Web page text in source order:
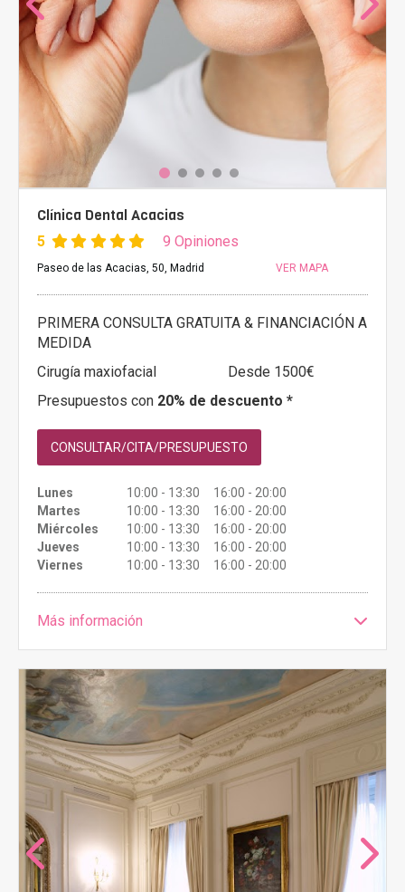
Clínica Dental Acacias
5 9 Opiniones
Paseo de las Acacias, 50, Madrid VER MAPA
PRIMERA CONSULTA GRATUITA & FINANCIACIÓN A
MEDIDA
Cirugía maxiofacial
Desde 1500€
Presupuestos con 20% de descuento *
CONSULTAR/CITA/PRESUPUESTO
Lunes
10:00 - 13:30 16:00 - 20:00
Martes
10:00 - 13:30 16:00 - 20:00
Miércoles
10:00 - 13:30 16:00 - 20:00
Jueves
10:00 - 13:30 16:00 - 20:00
Viernes
10:00 - 13:30 16:00 - 20:00
Más información